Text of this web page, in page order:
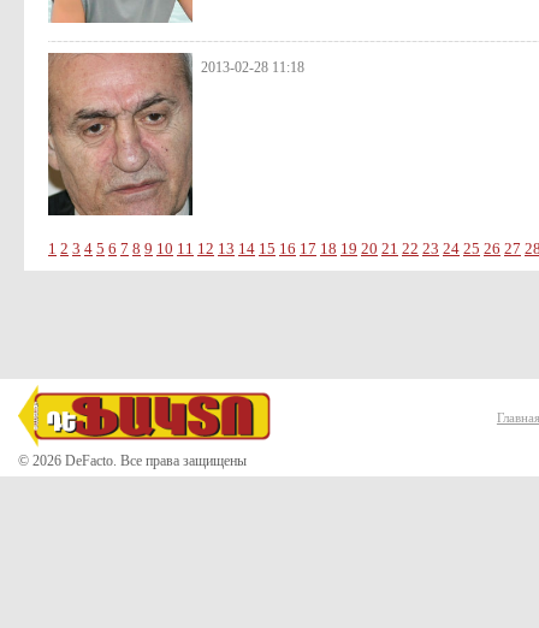
2013-02-28 11:18
1 2 3 4 5 6 7 8 9 10 11 12 13 14 15 16 17 18 19 20 21 22 23 24 25 26 27
© 2026 DeFacto. Все права защищены
Главная